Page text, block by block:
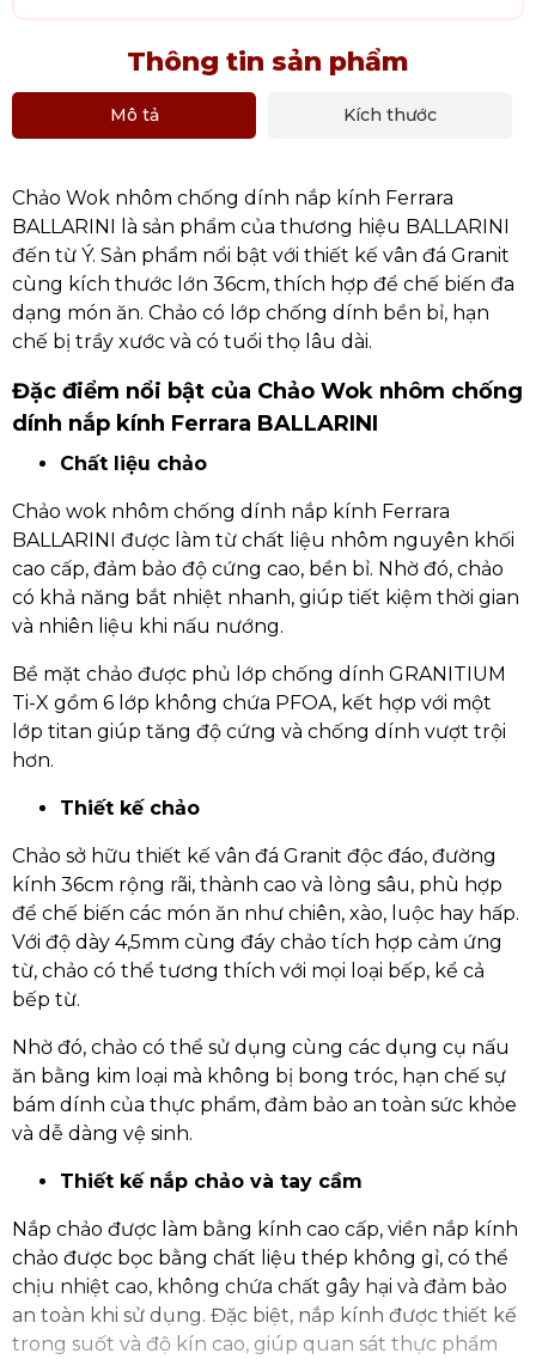
Thông tin sản phẩm
Mô tả Kích thước
Chảo Wok nhôm chống dính nắp kính Ferrara
BALLARINI là sản phẩm của thương hiệu BALLARINI
đến từ Ý. Sản phẩm nổi bật với thiết kế vân đá Granit
cùng kích thước lớn 36cm, thích hợp để chế biến đa
dạng món ăn. Chảo có lớp chống dính bền bỉ, hạn
chế bị trầy xước và có tuổi thọ lâu dài.
Đặc điểm nổi bật của Chảo Wok nhôm chống
dính nắp kính Ferrara BALLARINI
Chất liệu chảo
Chảo wok nhôm chống dính nắp kính Ferrara
BALLARINI được làm từ chất liệu nhôm nguyên khối
cao cấp, đảm bảo độ cứng cao, bền bỉ. Nhờ đó, chảo
có khả năng bắt nhiệt nhanh, giúp tiết kiệm thời gian
và nhiên liệu khi nấu nướng.
Bề mặt chảo được phủ lớp chống dính GRANITIUM
Ti-X gồm 6 lớp không chứa PFOA, kết hợp với một
lớp titan giúp tăng độ cứng và chống dính vượt trội
hơn.
Thiết kế chảo
Chảo sở hữu thiết kế vân đá Granit độc đáo, đường
kính 36cm rộng rãi, thành cao và lòng sâu, phù hợp
để chế biến các món ăn như chiên, xào, luộc hay hấp.
Với độ dày 4,5mm cùng đáy chảo tích hợp cảm ứng
từ, chảo có thể tương thích với mọi loại bếp, kể cả
bếp từ.
Nhờ đó, chảo có thể sử dụng cùng các dụng cụ nấu
ăn bằng kim loại mà không bị bong tróc, hạn chế sự
bám dính của thực phẩm, đảm bảo an toàn sức khỏe
và dễ dàng vệ sinh.
Thiết kế nắp chảo và tay cầm
Nắp chảo được làm bằng kính cao cấp, viền nắp kính
chảo được bọc bằng chất liệu thép không gỉ, có thể
chịu nhiệt cao, không chứa chất gây hại và đảm bảo
an toàn khi sử dụng. Đặc biệt, nắp kính được thiết kế
trong suốt và độ kín cao, giúp quan sát thực phẩm